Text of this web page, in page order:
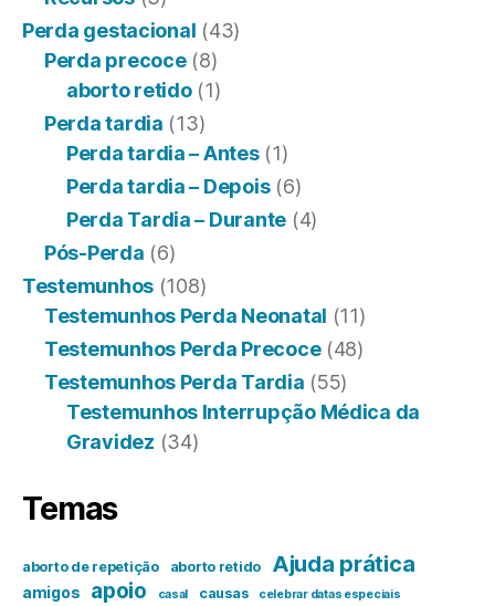
Perda gestacional (43)
Perda precoce(8)
aborto retido(1)
Perda tardia (13)
Perda tardia – Antes(1)
Perda tardia – Depois(6)
Perda Tardia – Durante (4)
Pós-Perda (6)
Testemunhos (108)
Testemunhos Perda Neonatal (11)
Testemunhos Perda Precoce(48)
Testemunhos Perda Tardia (55)
Testemunhos Interrupção Médica da
Gravidez (34)
Temas
aborto de repetição aborto retido Ajuda prática
amigos apoio casal causas celebrar datas especiais